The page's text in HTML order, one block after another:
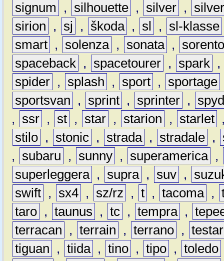
signum
, silhouette , silver ,
sirion
, sj , škoda , sl , sl-klasse
smart , solenza , sonata ,
spaceback , spacetourer , spark ,
spider , splash , sport , sportage
sportsvan
, sprint , sprinter ,
,
ssr , st , star , starion , starlet
stilo , stonic , strada , stradale ,
,
subaru , sunny , superamerica ,
superleggera , supra , suv ,
swift , sx4 , sz/rz , t , tacoma ,
taro , taunus , tc , tempra ,
terracan
, terrain , terrano ,
tiguan
, tiida , tino , tipo , toledo